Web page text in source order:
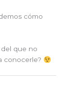
cómo
que no
conocerle?